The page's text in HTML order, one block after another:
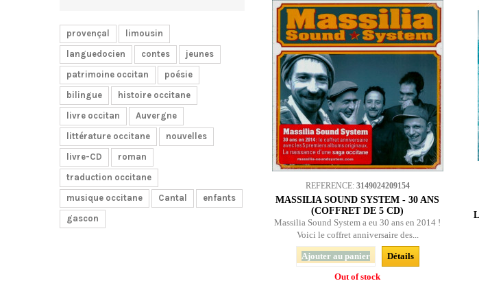
provençal
limousin
languedocien
contes
jeunes
patrimoine occitan
poésie
bilingue
histoire occitane
livre occitan
Auvergne
littérature occitane
nouvelles
livre-CD
roman
traduction occitane
musique occitane
Cantal
enfants
gascon
REFERENCE: 3149024209154
MASSILIA SOUND SYSTEM - 30 ANS
(COFFRET DE 5 CD)
Massilia Sound System a eu 30 ans en 2014 !
Voici le coffret anniversaire des...
Ajouter au panier
Détails
Out of stock